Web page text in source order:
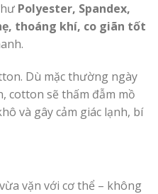
Polyester, Spandex,
thoáng khí, co giãn tốt
Dù mặc thường ngày
cotton sẽ thấm đẫm mồ
và gây cảm giác lạnh, bí
vặn với cơ thể – không